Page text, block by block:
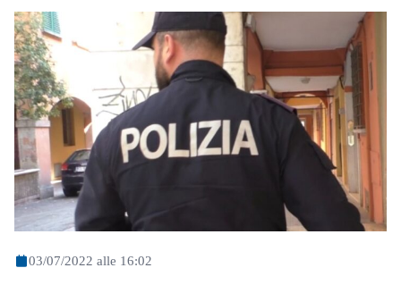
03/07/2022 alle 16:02